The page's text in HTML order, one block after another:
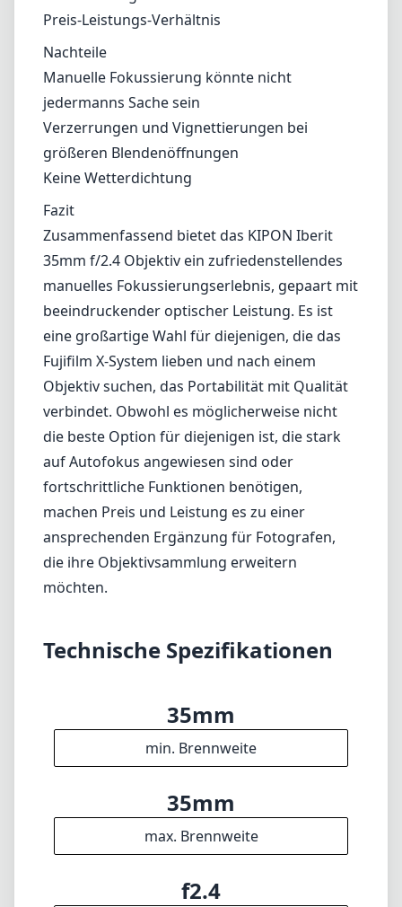
sorgfältiger Handhabung in weniger idealen
Bedingungen zufriedenstellende Ergebnisse
erzielt werden.
Vorteile
Kompaktes und leichtes Design
Robuste Metallkonstruktion für Langlebigkeit
Nachteile
Manuelle Fokussierung könnte nicht
jedermanns Sache sein
Verzerrungen und Vignettierungen bei
größeren Blendenöffnungen
Keine Wetterdichtung
Fazit
Zusammenfassend bietet das KIPON Iberit
35mm f/2.4 Objektiv ein zufriedenstellendes
manuelles Fokussierungserlebnis, gepaart mit
beeindruckender optischer Leistung. Es ist
eine großartige Wahl für diejenigen, die das
Fujifilm X-System lieben und nach einem
verbindet. Obwohl es möglicherweise nicht
die beste Option für diejenigen ist, die stark
fortschrittliche Funktionen benötigen,
machen Preis und Leistung es zu einer
ansprechenden Ergänzung für Fotografen,
die ihre Objektivsammlung erweitern
möchten.
Technische Spezifikationen